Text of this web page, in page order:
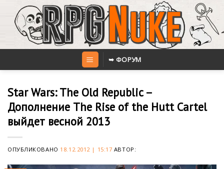
content
➥ ФОРУМ
Star Wars: The Old Republic –
Дополнение The Rise of the Hutt Cartel
выйдет весной 2013
ОПУБЛИКОВАНО 18.12.2012 | 15:17 АВТОР: